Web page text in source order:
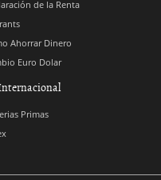
de la Renta
Ahorrar Dinero
Euro Dolar
Primas